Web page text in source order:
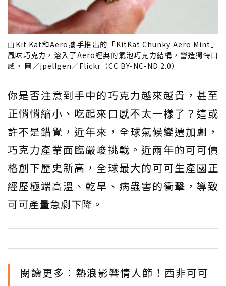
由Kit Kat和Aero攜手推出的「KitKat Chunky Aero Mint」
風味巧克力，溶入了Aero經典的氣泡巧克力結構，營造獨特口
感。 圖／jpellgen／Flickr（CC BY-NC-ND 2.0）
你是否注意到手中的巧克力越來越貴，甚至
正悄悄縮小、吃起來口感不太一樣了？這或
許不是錯覺，近年來，全球氣候變遷加劇，
巧克力產業面臨嚴峻挑戰。近兩年的可可價
格創下歷史新高，全球最大的可可生產國正
經歷極端高溫、乾旱、病蟲害的衝擊，導致
可可產量急劇下降。
閱讀更多： 熱浪影響情人節！西非可可